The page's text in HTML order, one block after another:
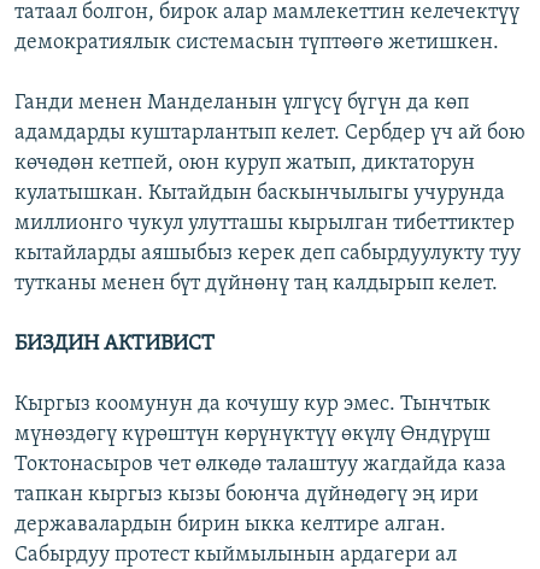
татаал болгон, бирок алар мамлекеттин келечектүү
демократиялык системасын түптөөгө жетишкен.
Ганди менен Манделанын үлгүсү бүгүн да көп
адамдарды куштарлантып келет. Сербдер үч ай бою
көчөдөн кетпей, оюн куруп жатып, диктаторун
кулатышкан. Кытайдын баскынчылыгы учурунда
миллионго чукул улутташы кырылган тибеттиктер
кытайларды аяшыбыз керек деп сабырдуулукту туу
тутканы менен бүт дүйнөнү таң калдырып келет.
БИЗДИН АКТИВИСТ
Кыргыз коомунун да кочушу кур эмес. Тынчтык
мүнөздөгү күрөштүн көрүнүктүү өкүлү Өндүрүш
Токтонасыров чет өлкөдө талаштуу жагдайда каза
тапкан кыргыз кызы боюнча дүйнөдөгү эң ири
державалардын бирин ыкка келтире алган.
Сабырдуу протест кыймылынын ардагери ал